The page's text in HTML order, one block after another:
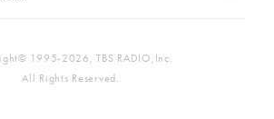
1995-2026, TBS RADIO,Inc.
All Rights Reserved.